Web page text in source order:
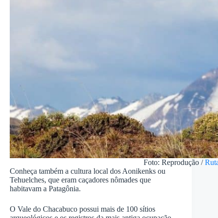
Foto: Reprodução /
Conheça também a cultura local dos Aonikenks ou
Tehuelches, que eram caçadores nômades que
habitavam a Patagônia.
O Vale do Chacabuco possui mais de 100 sítios